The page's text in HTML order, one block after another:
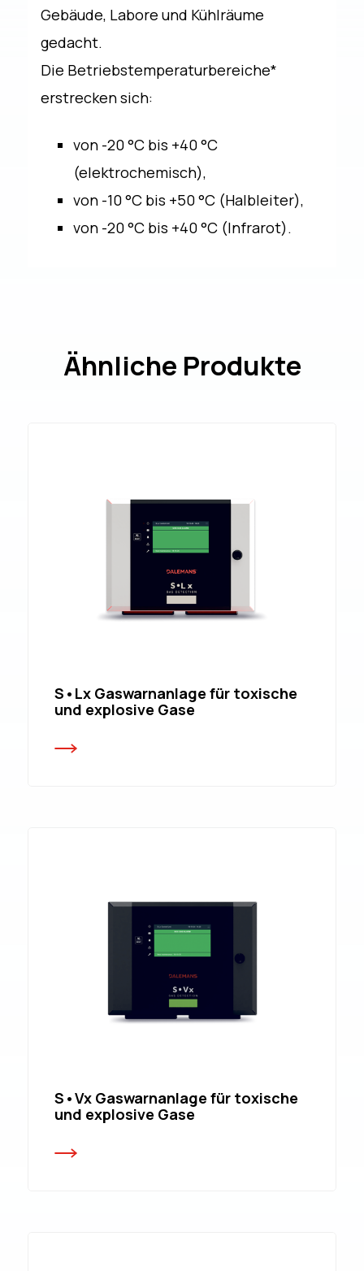
Gebäude, Labore und Kühlräume
gedacht.
Die Betriebstemperaturbereiche*
erstrecken sich:
von -20 °C bis +40 °C
(elektrochemisch),
von -10 °C bis +50 °C (Halbleiter),
von -20 °C bis +40 °C (Infrarot).
Ähnliche Produkte
S•Lx Gaswarnanlage für toxische
und explosive Gase
S•Vx Gaswarnanlage für toxische
und explosive Gase